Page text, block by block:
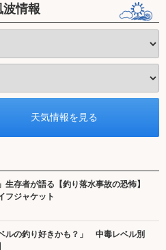
波情報
生存者が語る【釣り落水事故の恐怖】
フジャケット
ルの釣り好きかも？」 中毒レベル別